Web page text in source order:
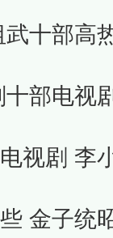
十部高
部电视
视剧 李
金子统